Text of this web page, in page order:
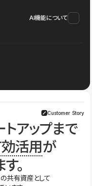
AI機能について
Customer Story
アップまで
活用が
。
共有資産として